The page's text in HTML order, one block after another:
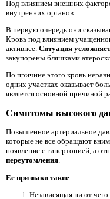
Под влиянием внешних
внутренних органов.
В первую очередь они
Кровь под влиянием
активнее. Ситуация
закупорены бляшками
По причине этого кровь
одних участках оказывает
является основной причиной
Симптомы высокого
Повышенное артериальное
которые не все обращают
появление с гипертонией, а
переутомления.
Ее признаки такие:
Независящая ни от чего